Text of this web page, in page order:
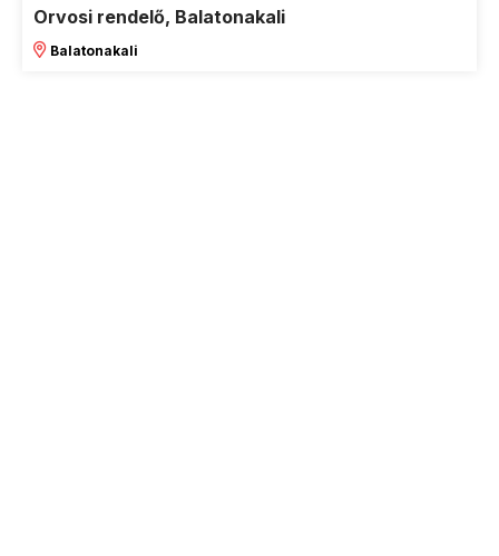
Orvosi rendelő, Balatonakali
Balatonakali